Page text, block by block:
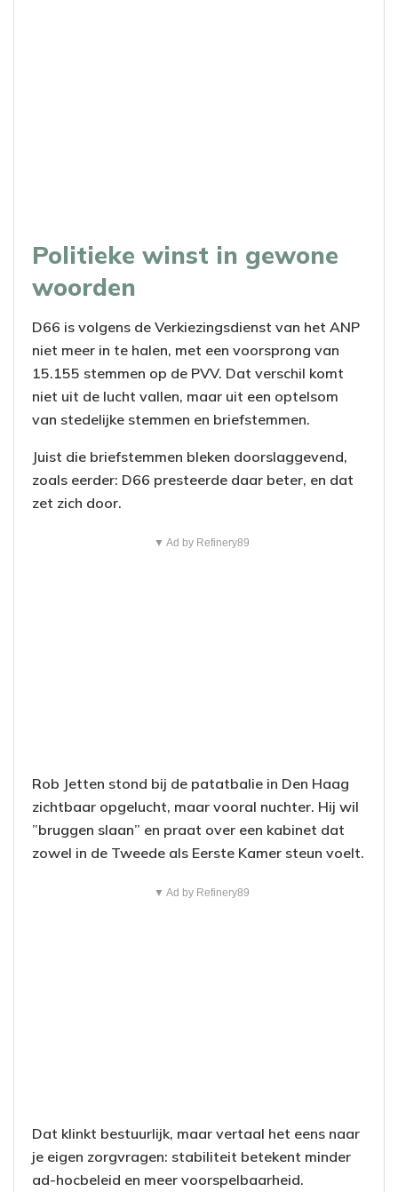
Politieke winst in gewone
woorden
D66 is volgens de Verkiezingsdienst van het ANP
niet meer in te halen, met een voorsprong van
15.155 stemmen op de PVV. Dat verschil komt
niet uit de lucht vallen, maar uit een optelsom
van stedelijke stemmen en briefstemmen.
Juist die briefstemmen bleken doorslaggevend,
zoals eerder: D66 presteerde daar beter, en dat
zet zich door.
▼ Ad by Refinery89
Rob Jetten stond bij de patatbalie in Den Haag
zichtbaar opgelucht, maar vooral nuchter. Hij wil
”bruggen slaan” en praat over een kabinet dat
zowel in de Tweede als Eerste Kamer steun voelt.
▼ Ad by Refinery89
Dat klinkt bestuurlijk, maar vertaal het eens naar
je eigen zorgvragen: stabiliteit betekent minder
ad-hocbeleid en meer voorspelbaarheid.